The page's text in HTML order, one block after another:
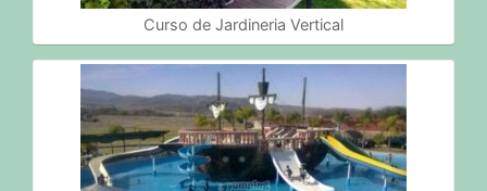
Curso de Jardineria Vertical